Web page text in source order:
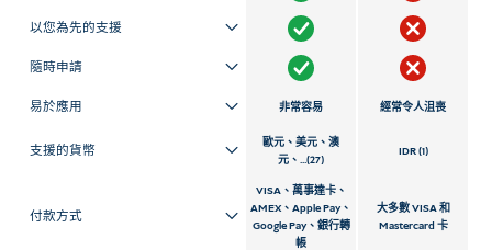
以您為先的支援
隨時申請
易於應用 非常容易 經常令人沮喪
支援的貨幣
歐元、美元、澳
元、...(27)
IDR (1)
付款方式
VISA、萬事達卡、
AMEX、Apple Pay、
Google Pay、銀行轉
帳
大多數 VISA 和
Mastercard 卡